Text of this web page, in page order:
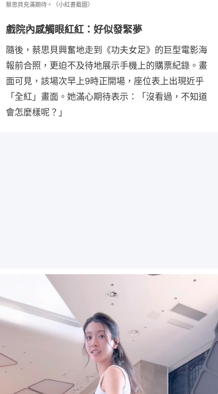
蔡思貝充滿期待。（小紅書截圖）
戲院內感觸眼紅紅：好似發緊夢
隨後，蔡思貝興奮地走到《功夫女足》的巨型電影海
報前合照，更迫不及待地展示手機上的購票紀錄。畫
面可見，該場次早上9時正開場，座位表上出現近乎
「全紅」畫面。她滿心期待表示：「沒看過，不知道
會怎麼樣呢？」